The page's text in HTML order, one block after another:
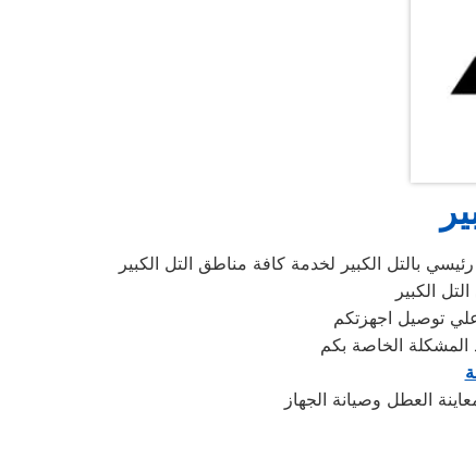
بالتل الكبير لخدمة كافة مناطق التل الكبير
الكبير
المشكلة الخاصة بكم